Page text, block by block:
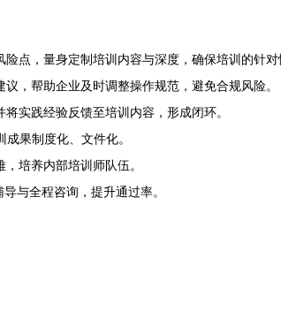
点，量身定制培训内容与深度，确保培训的针对
，帮助企业及时调整操作规范，避免合规风险。
实践经验反馈至培训内容，形成闭环。
果制度化、文件化。
培养内部培训师队伍。
与全程咨询，提升通过率。